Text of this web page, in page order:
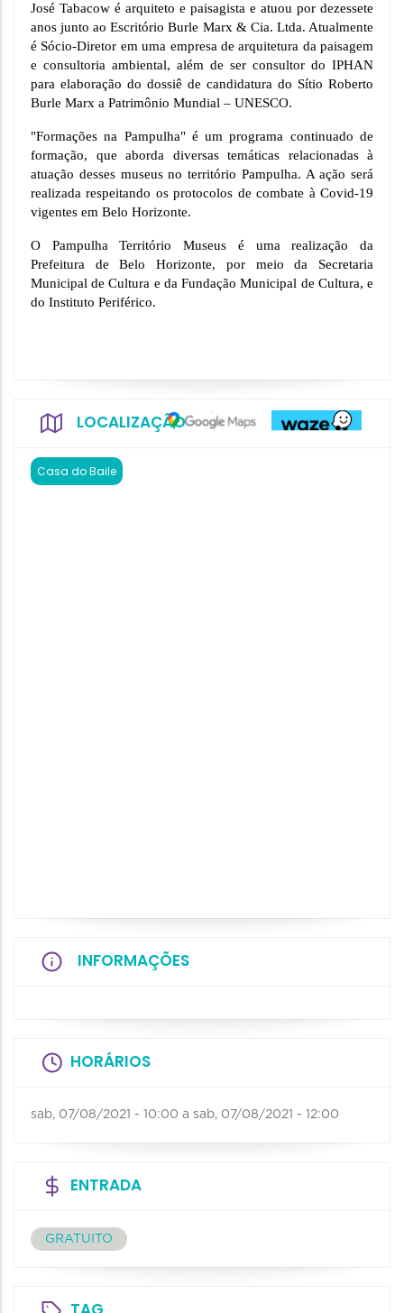
José Tabacow é arquiteto e paisagista e atuou por dezessete
anos junto ao Escritório Burle Marx & Cia. Ltda. Atualmente
é Sócio-Diretor em uma empresa de arquitetura da paisagem
e consultoria ambiental, além de ser consultor do IPHAN
para elaboração do dossiê de candidatura do Sítio Roberto
Burle Marx a Patrimônio Mundial – UNESCO.
"Formações na Pampulha" é um programa continuado de
formação, que aborda diversas temáticas relacionadas à
atuação desses museus no território Pampulha. A ação será
realizada respeitando os protocolos de combate à Covid-19
vigentes em Belo Horizonte.
O Pampulha Território Museus é uma realização da
Prefeitura de Belo Horizonte, por meio da Secretaria
Municipal de Cultura e da Fundação Municipal de Cultura, e
do Instituto Periférico.
LOCALIZAÇÃO
Casa do Baile
INFORMAÇÕES
HORÁRIOS
sab, 07/08/2021 - 10:00 a sab, 07/08/2021 - 12:00
ENTRADA
GRATUITO